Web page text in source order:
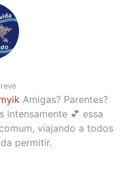
Amigas? Parentes?
intensamente 💕 essa
viajando a todos
permitir.